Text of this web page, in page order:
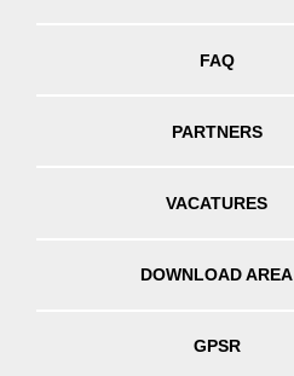
FAQ
PARTNERS
VACATURES
DOWNLOAD AREA
GPSR